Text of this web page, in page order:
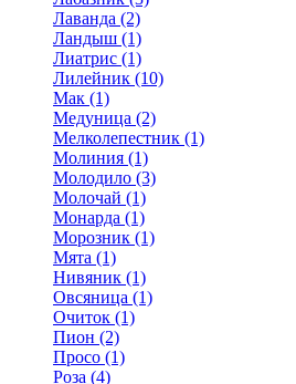
Лаванда (2)
Ландыш (1)
Лиатрис (1)
Лилейник (10)
Мак (1)
Медуница (2)
Мелколепестник (1)
Молиния (1)
Молодило (3)
Молочай (1)
Монарда (1)
Морозник (1)
Мята (1)
Нивяник (1)
Овсяница (1)
Очиток (1)
Пион (2)
Просо (1)
Роза (4)